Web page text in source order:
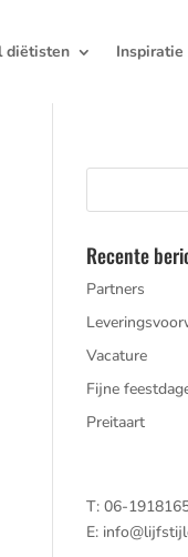
diëtisten Inspiratie
Recente
Partners
Vacature
Fijne
Preitaart
T: 06-
E: